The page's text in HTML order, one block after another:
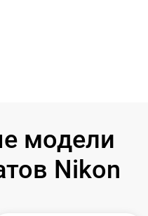
модели
Nikon